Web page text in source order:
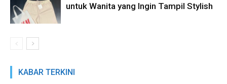
untuk Wanita yang Ingin Tampil Stylish
KABAR TERKINI